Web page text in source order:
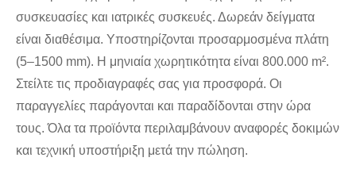
συσκευασίες και ιατρικές συσκευές. Δωρεάν δείγματα
είναι διαθέσιμα. Υποστηρίζονται προσαρμοσμένα πλάτη
(5–1500 mm). Η μηνιαία χωρητικότητα είναι 800.000 m².
Στείλτε τις προδιαγραφές σας για προσφορά. Οι
παραγγελίες παράγονται και παραδίδονται στην ώρα
τους. Όλα τα προϊόντα περιλαμβάνουν αναφορές δοκιμών
και τεχνική υποστήριξη μετά την πώληση.